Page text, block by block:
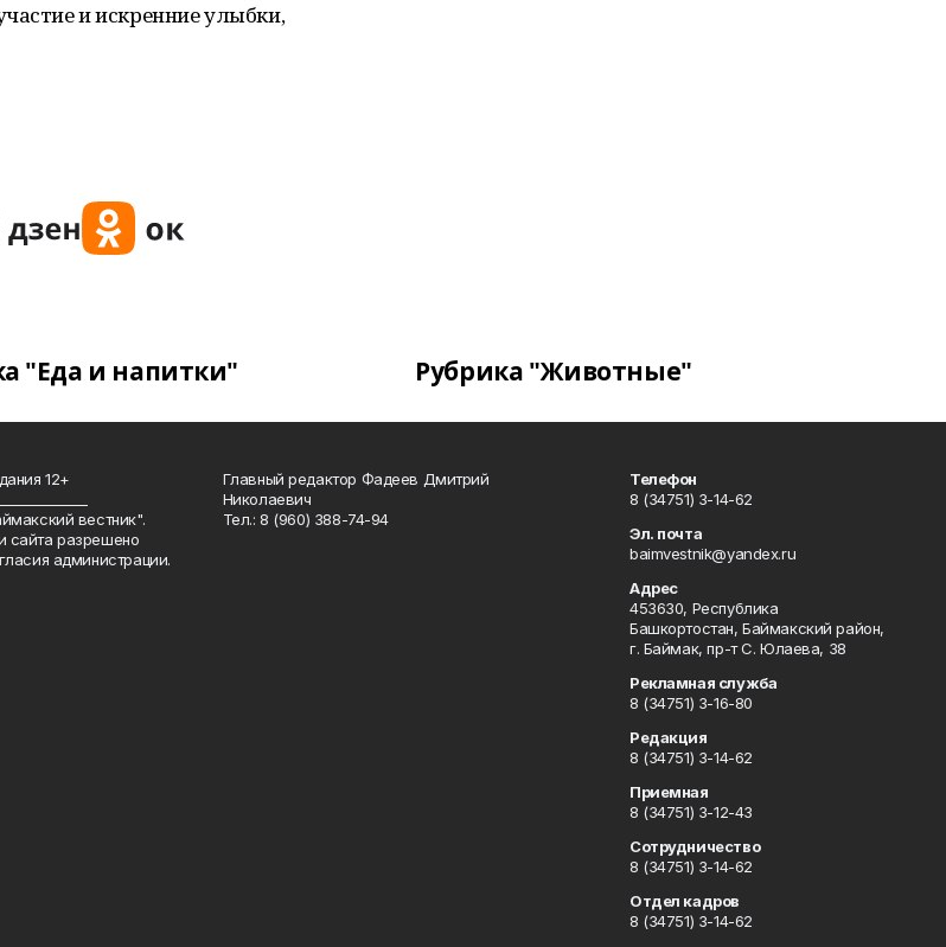
и искренние улыбки,
"Еда и напитки" Рубрика "Животные"
12+
вестник".
сайта разрешено
администрации.
Главный редактор Фадеев Дмитрий
Николаевич
Тел.: 8 (960) 388-74-94
Телефон
8 (34751) 3-14-62
Эл. почта
baimvestnik@yandex.ru
Адрес
453630, Республика
Башкортостан, Баймакский район,
г. Баймак, пр-т С. Юлаева, 38
Рекламная служба
8 (34751) 3-16-80
Редакция
8 (34751) 3-14-62
Приемная
8 (34751) 3-12-43
Сотрудничество
8 (34751) 3-14-62
Отдел кадров
8 (34751) 3-14-62